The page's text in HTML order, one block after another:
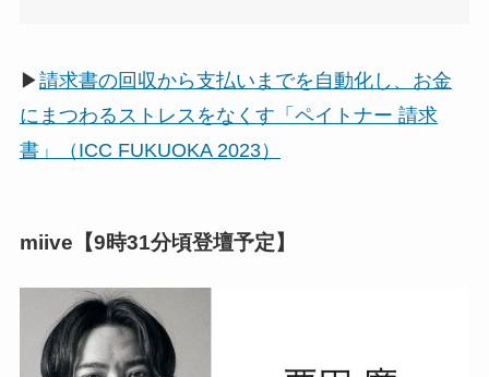
▶請求書の回収から支払いまでを自動化し、お金
にまつわるストレスをなくす「ペイトナー 請求
書」（ICC FUKUOKA 2023）
miive【9時31分頃登壇予定】